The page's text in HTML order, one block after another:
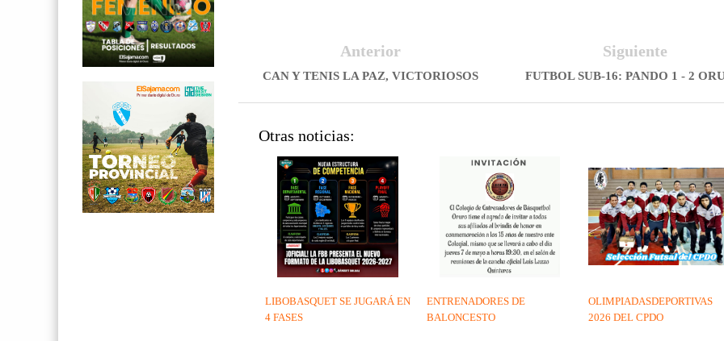
Siguiente
FUTBOL SUB-16: PANDO 1 - 2
Anterior
CAN Y TENIS LA PAZ, VICTORIOSOS
Otras noticias:
OLIMPIADASDEPORTIVAS
2026 DEL CPDO
ENTRENADORES DE
BALONCESTO
LIBOBASQUET SE JUGARÁ EN
4 FASES